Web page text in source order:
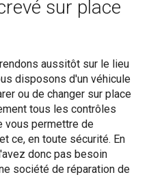
sur place
aussitôt sur le lieu
disposons d'un véhicule
ou de changer sur place
tous les contrôles
vous permettre de
ce, en toute sécurité. En
donc pas besoin
société de réparation de